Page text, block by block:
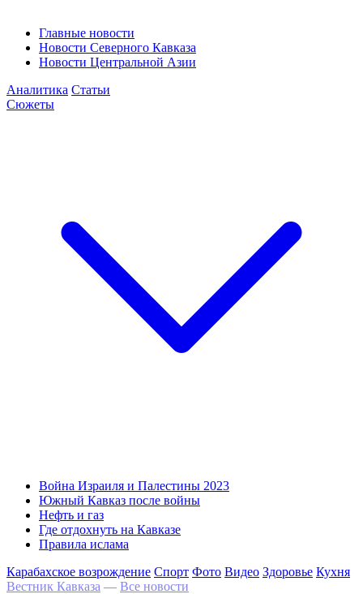
Главные новости
Новости Северного Кавказа
Новости Центральной Азии
Аналитика Статьи
Сюжеты
Война Израиля и Палестины 2023
Южный Кавказ после войны
Нефть и газ
Где отдохнуть на Кавказе
Правила ислама
Карабахское возрождение Спорт Фото Видео Здоровье Кухня
Вестник Кавказа — Все новости